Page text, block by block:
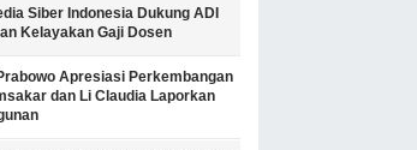
Siber Indonesia Dukung ADI
Kelayakan Gaji Dosen
Apresiasi Perkembangan
dan Li Claudia Laporkan